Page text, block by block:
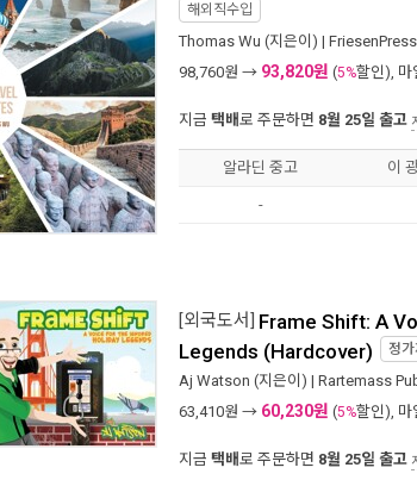
해외직수입
Thomas Wu (지은이) | FriesenPress
98,760원 → 93,820원 (5%할인), 마
지금 택배로 주문하면 8월 25일 출고
알라딘 중고 이
-
[외국도서] Frame Shift: A
Legends (Hardcover) 정가
Aj Watson (지은이) | Rartemass
63,410원 → 60,230원 (5%할인), 마
지금 택배로 주문하면 8월 25일 출고